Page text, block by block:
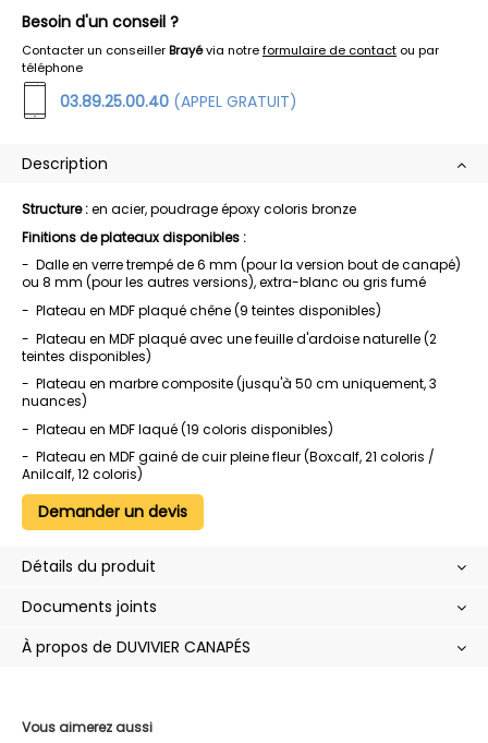
Besoin d'un conseil ?
Contacter un conseillerBrayévia notreformulaire de contact ou par
téléphone
03.89.25.00.40 (APPEL GRATUIT)
Vous aimerez aussi
Description
Structure :en acier, poudrage époxy coloris bronze
Finitions de plateaux disponibles :
- Dalle en verre trempé de 6 mm (pour la version bout de canapé)
ou 8 mm (pour les autres versions), extra-blanc ou gris fumé
- Plateau en MDF plaqué chêne (9 teintes disponibles)
- Plateau en MDF plaqué avec une feuille d'ardoise naturelle (2
teintes disponibles)
- Plateau en marbre composite (jusqu'à 50 cm uniquement, 3
nuances)
- Plateau en MDF laqué (19 coloris disponibles)
- Plateau en MDF gainé de cuir pleine fleur (Boxcalf, 21 coloris /
Anilcalf, 12 coloris)
Demander un devis
Détails du produit
Documents joints
À propos de DUVIVIER CANAPÉS